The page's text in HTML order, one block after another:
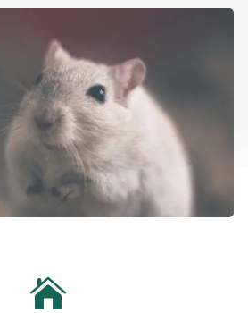
